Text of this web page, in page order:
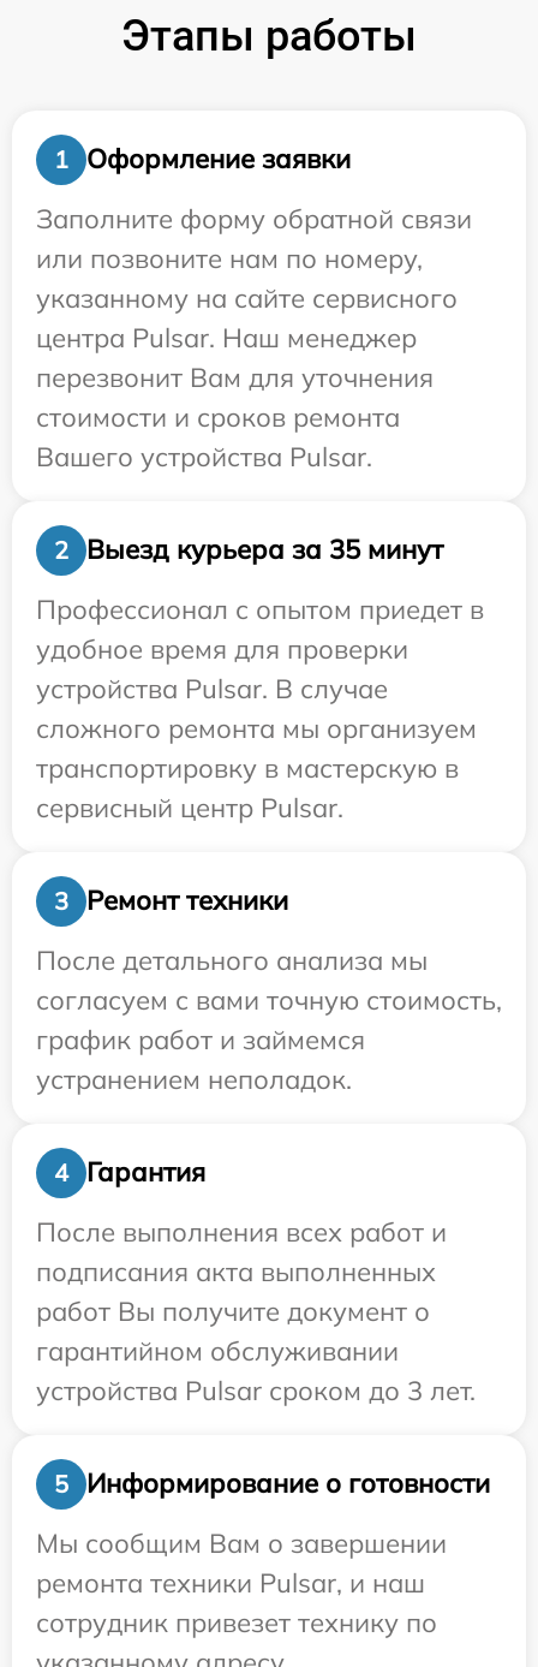
Этапы работы
1
Оформление заявки
Заполните форму обратной связи
или позвоните нам по номеру,
указанному на сайте сервисного
центра Pulsar. Наш менеджер
перезвонит Вам для уточнения
стоимости и сроков ремонта
Вашего устройства Pulsar.
2
Выезд курьера за 35 минут
Профессионал с опытом приедет в
удобное время для проверки
устройства Pulsar. В случае
сложного ремонта мы организуем
транспортировку в мастерскую в
сервисный центр Pulsar.
3
Ремонт техники
После детального анализа мы
согласуем с вами точную стоимость,
график работ и займемся
устранением неполадок.
4
Гарантия
После выполнения всех работ и
подписания акта выполненных
работ Вы получите документ о
гарантийном обслуживании
устройства Pulsar сроком до 3 лет.
5
Информирование о готовности
Мы сообщим Вам о завершении
ремонта техники Pulsar, и наш
сотрудник привезет технику по